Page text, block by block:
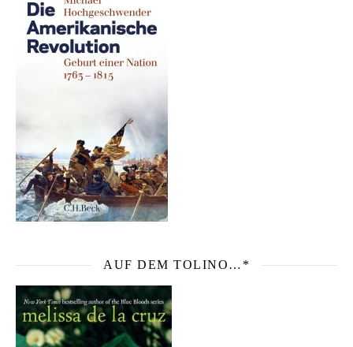
AUF DEM TOLINO…*